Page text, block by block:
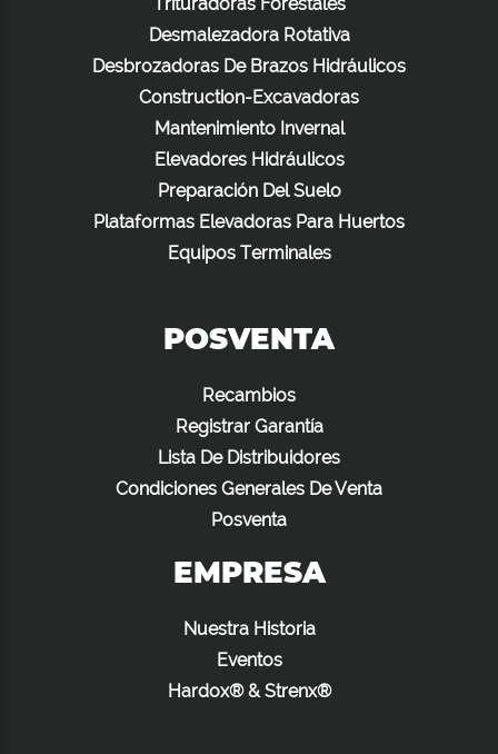
Trituradoras Forestales
Desmalezadora Rotativa
Desbrozadoras De Brazos Hidráulicos
Construction-Excavadoras
Mantenimiento Invernal
Elevadores Hidráulicos
Preparación Del Suelo
Plataformas Elevadoras Para Huertos
Equipos Terminales
POSVENTA
Recambios
Registrar Garantía
Lista De Distribuidores
Condiciones Generales De Venta
Posventa
EMPRESA
Nuestra Historia
Eventos
Hardox® & Strenx®